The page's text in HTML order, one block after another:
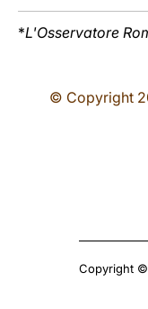
*L'Osservatore
© Copyright
Copyright ©